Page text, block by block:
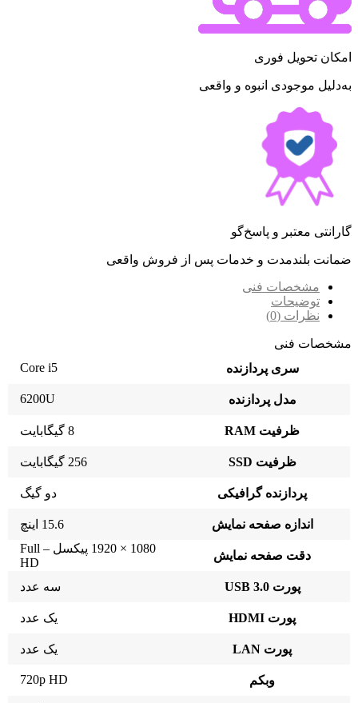
امکان تحویل فوری
به‌دلیل موجودی انبوه و واقعی
گارانتی معتبر و پاسخ‌گو
ضمانت بلندمدت و خدمات پس از فروش واقعی
مشخصات فنی
توضیحات
نظرات (0)
مشخصات فنی
سری پردازنده
Core i5
مدل پردازنده 6200U
ظرفیت RAM 8 گیگابایت
ظرفیت SSD 256 گیگابایت
پردازنده گرافیکی دو گیگ
اندازه صفحه نمایش 15.6 اینچ
دقت صفحه نمایش
1080 × 1920 پیکسل – Full
HD
پورت USB 3.0
سه عدد
پورت HDMI یک عدد
پورت LAN یک عدد
وبکم 720p HD